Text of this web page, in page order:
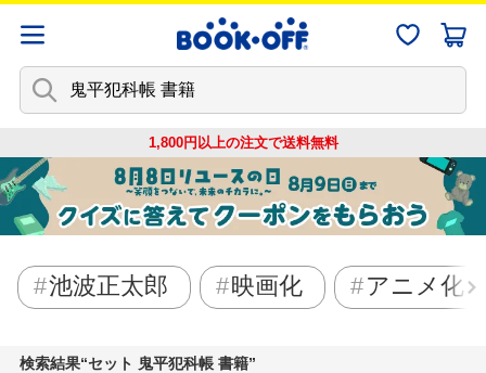
1,800円以上の注文で送料無料
池波正太郎 映画化 アニメ化
検索結果 セット 鬼平犯科帳 書籍